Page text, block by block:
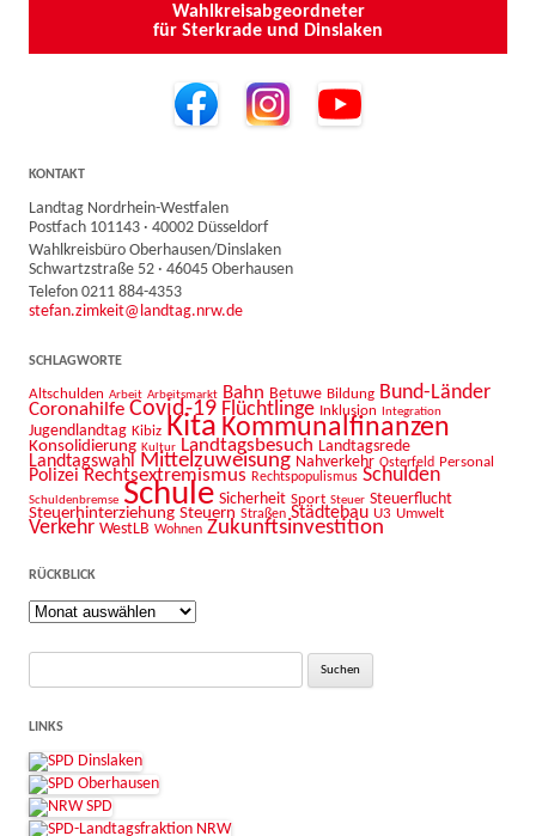
Wahlkreisabgeordneter
für Sterkrade und Dinslaken
KONTAKT
Landtag Nordrhein-Westfalen
Postfach 101143 · 40002 Düsseldorf
Wahlkreisbüro Oberhausen/Dinslaken
Schwartzstraße 52 · 46045 Oberhausen
Telefon 0211 884-4353
stefan.zimkeit@landtag.nrw.de
SCHLAGWORTE
Altschulden Arbeit Arbeitsmarkt Bahn Betuwe Bildung Bund-Länder
Coronahilfe Covid-19 Flüchtlinge Inklusion Integration
Jugendlandtag Kibiz Kita Kommunalfinanzen
Konsolidierung Kultur Landtagsbesuch Landtagsrede
Landtagswahl Mittelzuweisung Nahverkehr Osterfeld Personal
Polizei Rechtsextremismus Rechtspopulismus Schulden
Schuldenbremse Schule Sicherheit Sport Steuer Steuerflucht
Steuerhinterziehung Steuern Straßen Städtebau U3 Umwelt
Verkehr WestLB Wohnen Zukunftsinvestition
RÜCKBLICK
Rückblick
Suche
LINKS